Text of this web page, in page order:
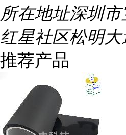
所在地址深圳
红星社区松明
推荐产品